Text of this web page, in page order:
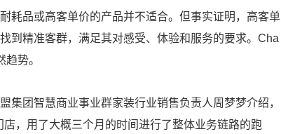
耗品或高客单价的产品并不适合。但事实证明，高客单
到精准客群，满足其对感受、体验和服务的要求。Cha
势。
团智慧商业事业群家装行业销售负责人周梦梦介绍，
，用了大概三个月的时间进行了整体业务链路的跑